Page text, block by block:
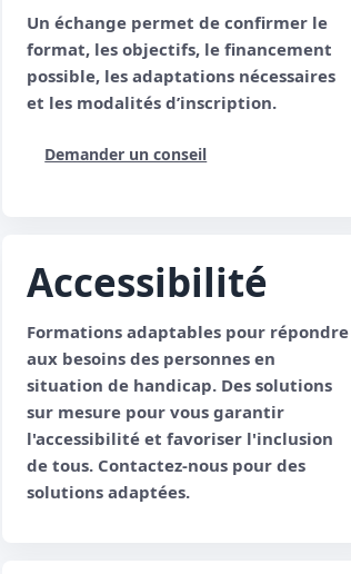
Un échange permet de confirmer le
format, les objectifs, le financement
possible, les adaptations nécessaires
et les modalités d’inscription.
Demander un conseil
Accessibilité
Formations adaptables pour répondre
aux besoins des personnes en
situation de handicap. Des solutions
sur mesure pour vous garantir
l'accessibilité et favoriser l'inclusion
de tous. Contactez-nous pour des
solutions adaptées.